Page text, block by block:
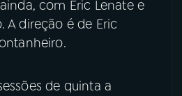
com Eric Lenate e
A direção é de Eric
de quinta a